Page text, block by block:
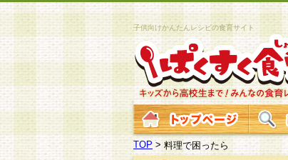
子供向けかんたんレシピの食育サイト
TOP > 料理で困ったら